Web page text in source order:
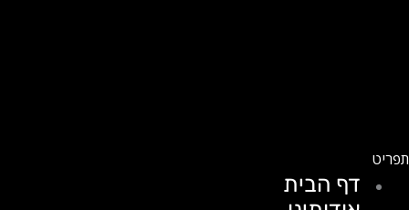
דף הבית